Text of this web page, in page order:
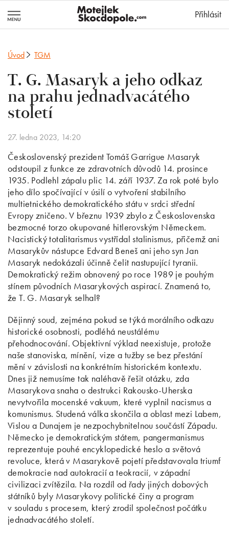
Přihlásit
Úvod TGM
T. G. Masaryk a jeho odkaz
na prahu jednadvacátého
století
27. ledna 2023, 14:20
Československý prezident Tomáš Garrigue Masaryk
odstoupil z funkce ze zdravotních důvodů 14. prosince
1935. Podlehl zápalu plic 14. září 1937. Za rok poté bylo
jeho dílo spočívající v úsilí o vytvoření stabilního
multietnického demokratického státu v srdci střední
Evropy zničeno. V březnu 1939 zbylo z Československa
bezmocné torzo okupované hitlerovským Německem.
Nacistický totalitarismus vystřídal stalinismus, přičemž ani
Masarykův nástupce Edvard Beneš ani jeho syn Jan
Masaryk nedokázali účinně čelit nastupující tyranii.
Demokratický režim obnovený po roce 1989 je pouhým
stínem původních Masarykových aspirací. Znamená to,
že T. G. Masaryk selhal?
Dějinný soud, zejména pokud se týká morálního odkazu
historické osobnosti, podléhá neustálému
přehodnocování. Objektivní výklad neexistuje, protože
naše stanoviska, mínění, vize a tužby se bez přestání
mění v závislosti na konkrétním historickém kontextu.
Dnes již nemusíme tak naléhavě řešit otázku, zda
Masarykova snaha o destrukci Rakousko-Uherska
nevytvořila mocenské vakuum, které vyplnil nacismus a
komunismus. Studená válka skončila a oblast mezi Labem,
Vislou a Dunajem je nezpochybnitelnou součástí Západu.
Německo je demokratickým státem, pangermanismus
reprezentuje pouhé encyklopedické heslo a světová
revoluce, která v Masarykově pojetí představovala triumf
demokracie nad autokracií a teokracií, v západní
civilizaci zvítězila. Na rozdíl od řady jiných dobových
státníků byly Masarykovy politické činy a program
v souladu s procesem, který zrodil společnost počátku
jednadvacátého století.